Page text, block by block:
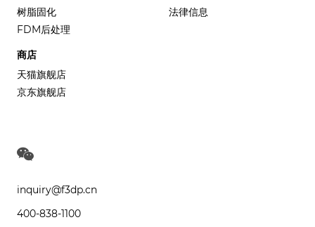
树脂固化
FDM后处理
商店
天猫旗舰店
京东旗舰店
法律信息
inquiry@f3dp.cn
400-838-1100